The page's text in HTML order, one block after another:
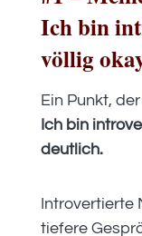
Ich bin
völlig
Ein Punkt,
Ich bin
deutlich.
Introvertierte
tiefere